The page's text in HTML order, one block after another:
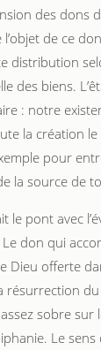
des dons
de ce
distribution
des biens.
: notre
la création le
pour
la source de
le pont avec
don qui
Dieu offerte
du
sobre sur
Le